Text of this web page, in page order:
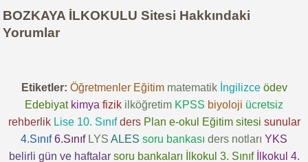
BOZKAYA İLKOKULU Sitesi Hakkındaki
Yorumlar
Etiketler: Öğretmenler Eğitim matematik İngilizce ödev
Edebiyat kimya fizik ilköğretim KPSS biyoloji ücretsiz
rehberlik Lise 10. Sınıf ders Plan e-okul Eğitim sitesi sunular
4.Sınıf 6.Sınıf LYS ALES soru bankası ders notları YKS
belirli gün ve haftalar soru bankaları İlkokul 3. Sınıf
İlkokul 4.